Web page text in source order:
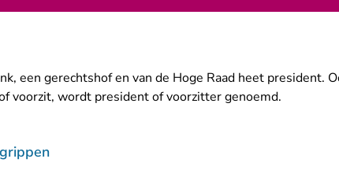
een gerechtshof en van de Hoge Raad heet president.
voorzit, wordt president of voorzitter genoemd.